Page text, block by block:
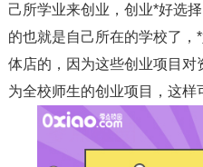
己所学业来创业，创业*好选
的也就是自己所在的学校了
体店的，因为这些创业项目对
为全校师生的创业项目，这样